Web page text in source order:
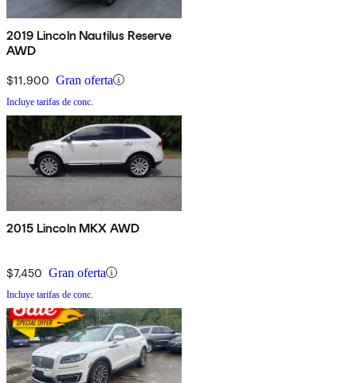
2019 Lincoln Nautilus Reserve
AWD
$11,900 Gran oferta
Incluye tarifas de conc.
2015 Lincoln MKX AWD
$7,450 Gran oferta
Incluye tarifas de conc.